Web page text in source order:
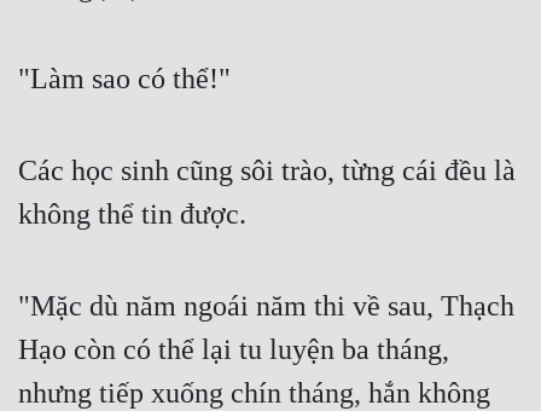
"Làm sao có thể!"
Các học sinh cũng sôi trào, từng cái đều là
không thể tin được.
"Mặc dù năm ngoái năm thi về sau, Thạch
Hạo còn có thể lại tu luyện ba tháng,
nhưng tiếp xuống chín tháng, hắn không